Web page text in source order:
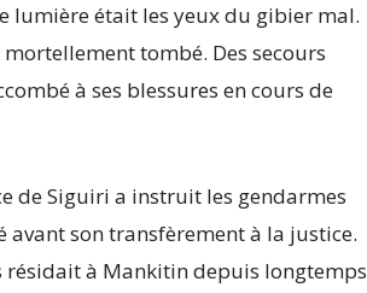
lumière était les yeux du gibier mal.
tombé. Des secours
à ses blessures en cours de
de Siguiri a instruit les gendarmes
son transfèrement à la justice.
résidait à Mankitin depuis longtemps